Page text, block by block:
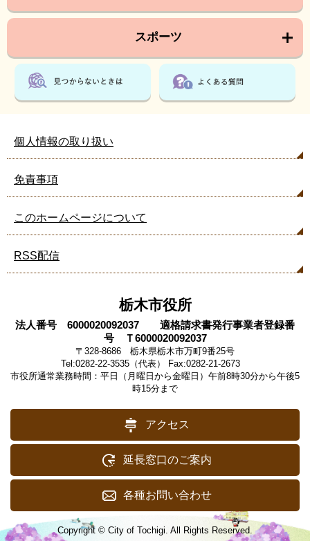
スポーツ
個人情報の取り扱い
免責事項
このホームページについて
RSS配信
栃木市役所
法人番号 6000020092037 適格請求書発行事業者登録番
号 Ｔ6000020092037
〒328-8686 栃木県栃木市万町9番25号
Tel:0282-22-3535（代表） Fax:0282-21-2673
市役所通常業務時間：平日（月曜日から金曜日）午前8時30分から午後5
時15分まで
アクセス
延長窓口のご案内
各種お問い合わせ
Copyright © City of Tochigi. All Rights Reserved.